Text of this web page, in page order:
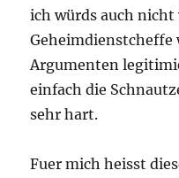
ich würds auch nicht
Geheimdienstcheffe
Argumenten
einfach die
sehr hart.
Fuer mich heisst